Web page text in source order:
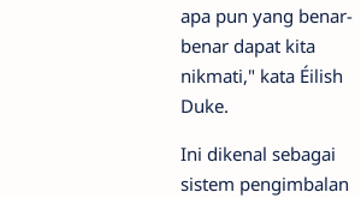
apa pun yang benar-
benar dapat kita
nikmati," kata Éilish
Duke.
Ini dikenal sebagai
sistem pengimbalan